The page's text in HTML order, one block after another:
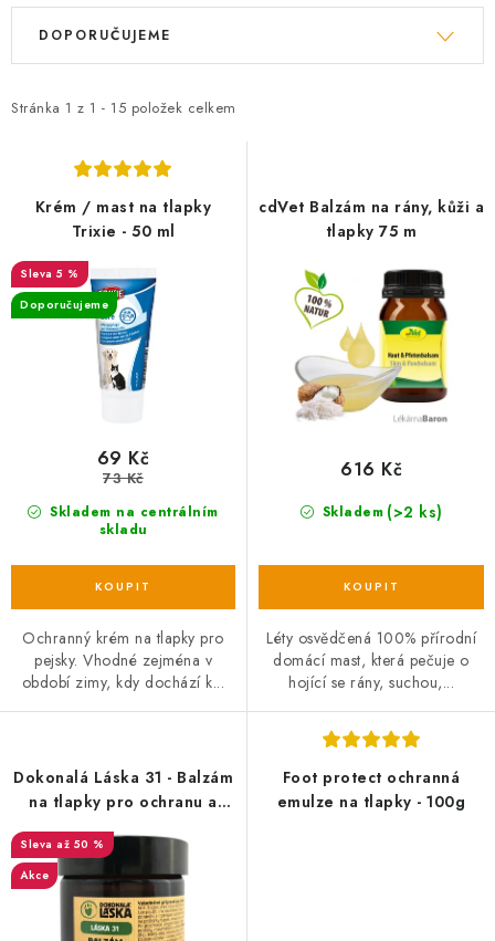
V
i
d
u
k
Stránka 1 z 1 - 15 položek celkem
Ř
e
o
d
u
DOPORUČUJEME
Krém / mast na tlapky
Trixie - 50 ml
5 %
Doporučujeme
Skladem na centrálním
skladu
69 Kč
73 Kč
Ochranný krém na tlapky pro
pejsky. Vhodné zejména v
období zimy, kdy dochází k...
cdVet Balzám na rány, kůži a
tlapky 75 m
Skladem (>2 ks)
616 Kč
Léty osvědčená 100% přírodní
domácí mast, která pečuje o
hojící se rány, suchou,...
Dokonalá Láska 31 - Balzám
na tlapky pro ochranu a
péči 60ml EXP 27/01/2025
až 50 %
Akce
Foot protect ochranná
emulze na tlapky - 100g